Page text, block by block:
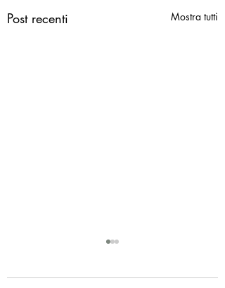
Post recenti Mostra tutti